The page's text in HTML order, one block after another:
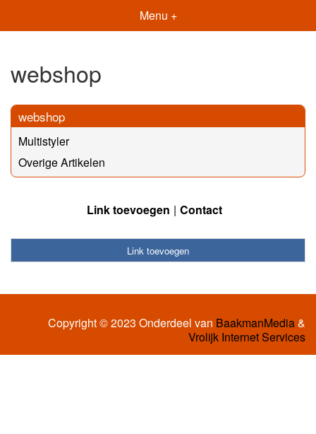
Menu +
webshop
webshop
Multistyler
Overige Artikelen
Link toevoegen Contact
Link toevoegen
Copyright © 2023 Onderdeel van BaakmanMedia&
Vrolijk Internet Services